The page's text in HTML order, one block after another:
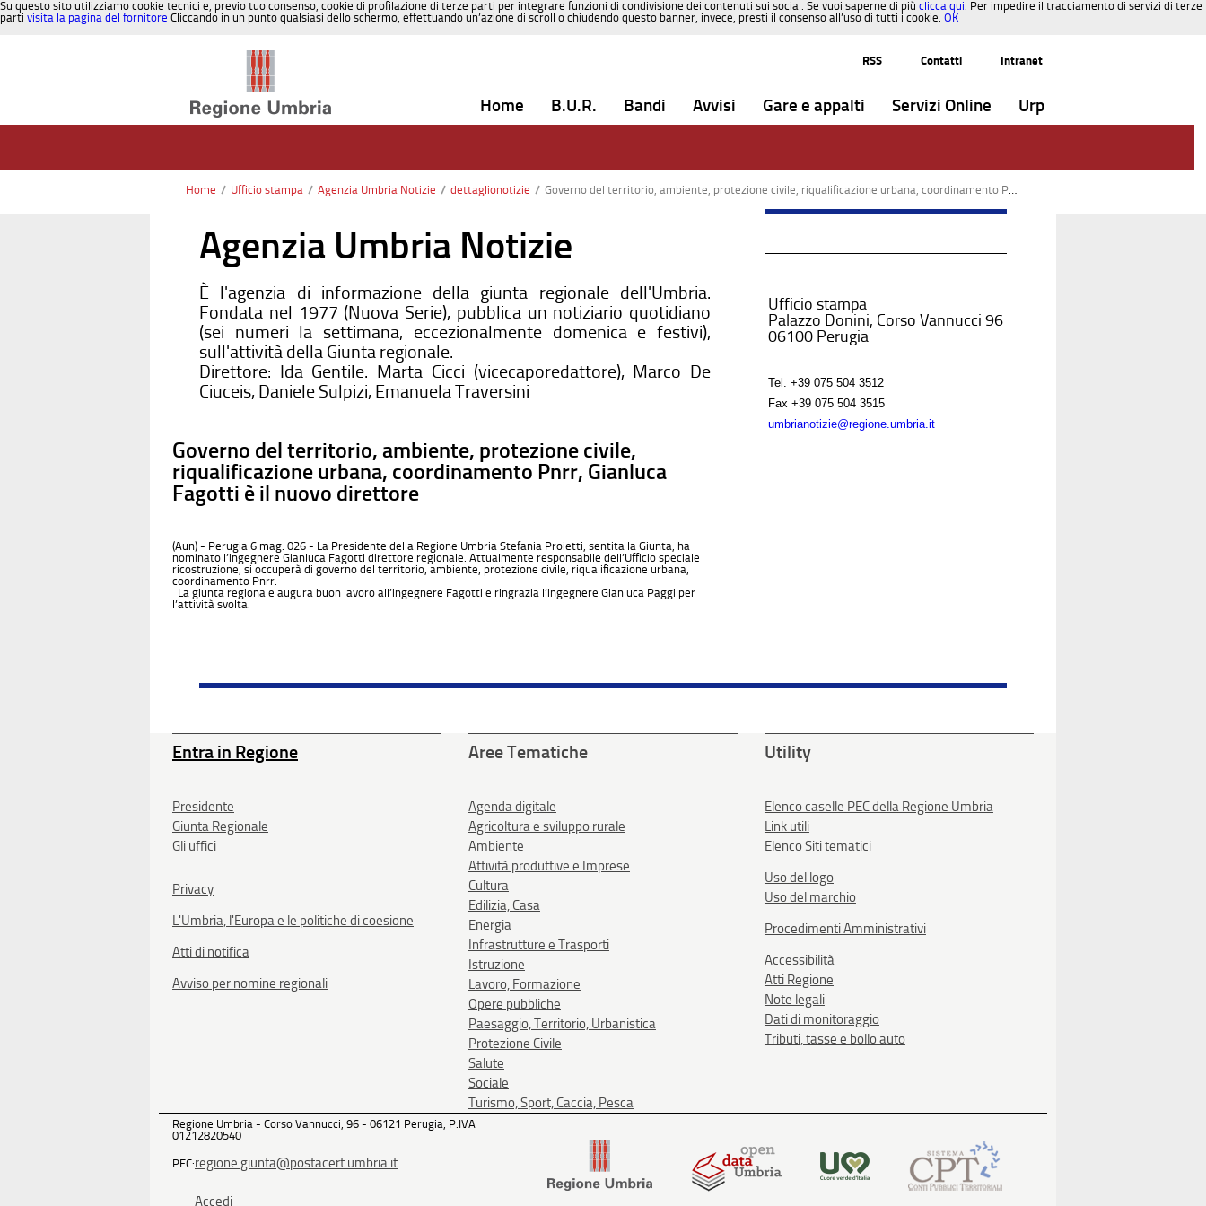
Su questo sito utilizziamo cookie tecnici e, previo tuo consenso, cookie di profilazione di terze parti per integrare funzioni di condivisione dei contenuti sui social. Se vuoi saperne di più clicca qui. Per impedire il tracciamento di servizi di terze
parti visita la pagina del fornitore Cliccando in un punto qualsiasi dello schermo, effettuando un’azione di scroll o chiudendo questo banner, invece, presti il consenso all’uso di tutti i cookie. OK
RSS
Contatti Intranet
Home B.U.R. Bandi Avvisi Gare e appalti Servizi Online Urp
Home / Ufficio stampa / Agenzia Umbria Notizie / dettaglionotizie / Governo del territorio, ambiente, protezione civile, riqualificazione urbana, coordinamento Pnrr, Gianluca Fagotti è il nuovo direttore
Agenzia Umbria Notizie
È l'agenzia di informazione della giunta regionale dell'Umbria.
Fondata nel 1977 (Nuova Serie), pubblica un notiziario quotidiano
(sei numeri la settimana, eccezionalmente domenica e festivi),
sull'attività della Giunta regionale.
Direttore: Ida Gentile. Marta Cicci (vicecaporedattore), Marco De
Ciuceis, Daniele Sulpizi, Emanuela Traversini
Governo del territorio, ambiente, protezione civile,
riqualificazione urbana, coordinamento Pnrr, Gianluca
Fagotti è il nuovo direttore
(Aun) - Perugia 6 mag. 026 - La Presidente della Regione Umbria Stefania Proietti, sentita la Giunta, ha
nominato l’ingegnere Gianluca Fagotti direttore regionale. Attualmente responsabile dell’Ufficio speciale
ricostruzione, si occuperà di governo del territorio, ambiente, protezione civile, riqualificazione urbana,
coordinamento Pnrr.
La giunta regionale augura buon lavoro all’ingegnere Fagotti e ringrazia l’ingegnere Gianluca Paggi per
l’attività svolta.
Ufficio stampa
Palazzo Donini, Corso Vannucci 96
06100 Perugia
Tel. +39 075 504 3512
Fax +39 075 504 3515
umbrianotizie@regione.umbria.it
Entra in Regione
Presidente
Giunta Regionale
Gli uffici
Privacy
L'Umbria, l'Europa e le politiche di coesione
Atti di notifica
Avviso per nomine regionali
Aree Tematiche
Agenda digitale
Agricoltura e sviluppo rurale
Ambiente
Attività produttive e Imprese
Cultura
Edilizia, Casa
Energia
Infrastrutture e Trasporti
Istruzione
Lavoro, Formazione
Opere pubbliche
Paesaggio, Territorio, Urbanistica
Protezione Civile
Salute
Sociale
Turismo, Sport, Caccia, Pesca
Utility
Elenco caselle PEC della Regione Umbria
Link utili
Elenco Siti tematici
Uso del logo
Uso del marchio
Procedimenti Amministrativi
Accessibilità
Atti Regione
Note legali
Dati di monitoraggio
Tributi, tasse e bollo auto
Regione Umbria - Corso Vannucci, 96 - 06121 Perugia, P.IVA
01212820540
PEC:regione.giunta@postacert.umbria.it
Accedi